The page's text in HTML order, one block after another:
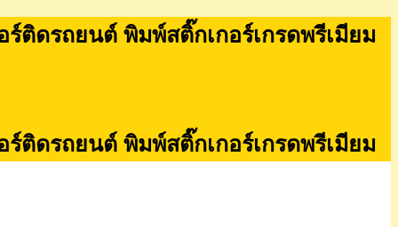
ติดรถยนต์ พิมพ์สติ๊กเกอร์เกรดพรีเมียม
ติดรถยนต์ พิมพ์สติ๊กเกอร์เกรดพรีเมียม